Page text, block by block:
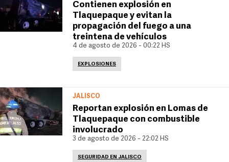
Contienen explosión en
Tlaquepaque y evitan la
propagación del fuego a una
treintena de vehículos
4 de agosto de 2026 - 00:22 HS
EXPLOSIONES
JALISCO
Reportan explosión en Lomas de
Tlaquepaque con combustible
involucrado
3 de agosto de 2026 - 22:02 HS
SEGURIDAD EN JALISCO